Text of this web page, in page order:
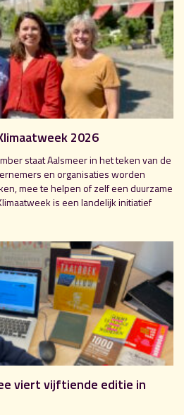
2026
staat Aalsmeer in het teken van de
en organisaties worden
mee te helpen of zelf een duurzame
is een landelijk initiatief
viert vijftiende editie in